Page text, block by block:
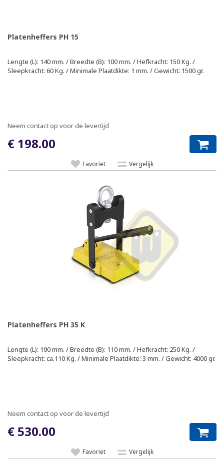
Platenheffers PH 15
Lengte (L): 140 mm. / Breedte (B): 100 mm. / Hefkracht: 150 Kg. /
Sleepkracht: 60 Kg. / Minimale Plaatdikte: 1 mm. / Gewicht: 1500 gr.
Neem contact op voor de levertijd
€ 198.00
Favoriet Vergelijk
Platenheffers PH 35 K
Lengte (L): 190 mm. / Breedte (B): 110 mm. / Hefkracht: 250 Kg. /
Sleepkracht: ca.110 Kg. / Minimale Plaatdikte: 3 mm. / Gewicht: 4000 gr.
Neem contact op voor de levertijd
€ 530.00
Favoriet Vergelijk